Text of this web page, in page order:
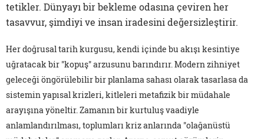
tetikler. Dünyayı bir bekleme odasına çeviren her
tasavvur, şimdiyi ve insan iradesini değersizleştirir.
Her doğrusal tarih kurgusu, kendi içinde bu akışı kesintiye
uğratacak bir "kopuş" arzusunu barındırır. Modern zihniyet
geleceği öngörülebilir bir planlama sahası olarak tasarlasa da
sistemin yapısal krizleri, kitleleri metafizik bir müdahale
arayışına yöneltir. Zamanın bir kurtuluş vaadiyle
anlamlandırılması, toplumları kriz anlarında "olağanüstü